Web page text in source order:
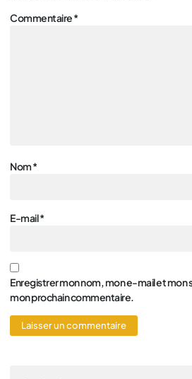
Commentaire*
Nom*
E-mail*
Enregistrer mon nom, mon e-mail et mon
mon prochain commentaire.